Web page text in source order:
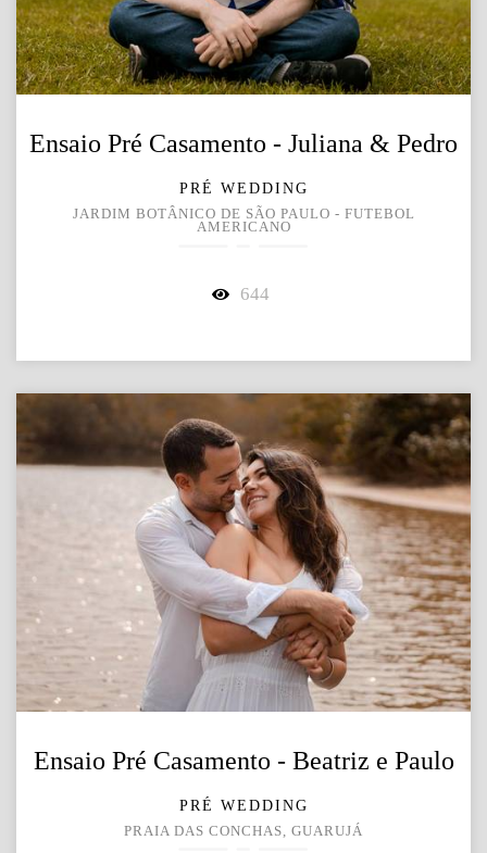
Ensaio Pré Casamento - Juliana & Pedro
PRÉ WEDDING
JARDIM BOTÂNICO DE SÃO PAULO - FUTEBOL
AMERICANO
644
Ensaio Pré Casamento - Beatriz e Paulo
PRÉ WEDDING
PRAIA DAS CONCHAS, GUARUJÁ